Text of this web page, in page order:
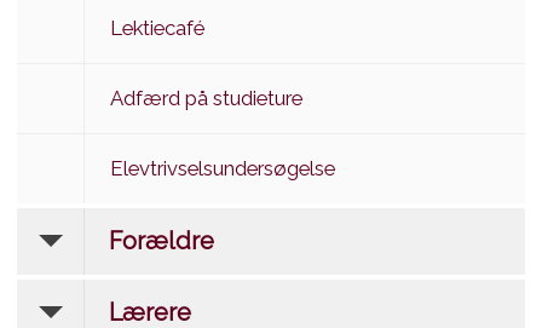
Lektiecafé
Adfærd på studieture
Elevtrivselsundersøgelse
Forældre
Lærere